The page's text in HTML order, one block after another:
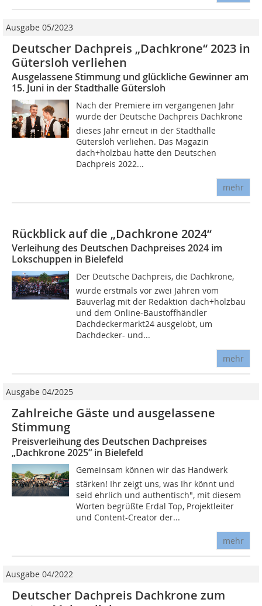
Ausgabe 05/2023
Deutscher Dachpreis „Dachkrone“ 2023 in
Gütersloh verliehen
Ausgelassene Stimmung und glückliche Gewinner am
15. Juni in der Stadthalle Gütersloh
Nach der Premiere im vergangenen Jahr
wurde der Deutsche Dachpreis Dachkrone
dieses Jahr erneut in der Stadthalle
Gütersloh verliehen. Das Magazin
dach+holzbau hatte den Deutschen
Dachpreis 2022...
mehr
Rückblick auf die „Dachkrone 2024“
Verleihung des Deutschen Dachpreises 2024 im
Lokschuppen in Bielefeld
Der Deutsche Dachpreis, die Dachkrone,
wurde erstmals vor zwei Jahren vom
Bauverlag mit der Redaktion dach+holzbau
und dem Online-Baustoffhändler
Dachdeckermarkt24 ausgelobt, um
Dachdecker- und...
mehr
Ausgabe 04/2025
Zahlreiche Gäste und ausgelassene
Stimmung
Preisverleihung des Deutschen Dachpreises
„Dachkrone 2025“ in Bielefeld
Gemeinsam können wir das Handwerk
stärken! Ihr zeigt uns, was Ihr könnt und
seid ehrlich und authentisch", mit diesem
Worten begrüßte Erdal Top, Projektleiter
und Content-Creator der...
mehr
Ausgabe 04/2022
Deutscher Dachpreis Dachkrone zum